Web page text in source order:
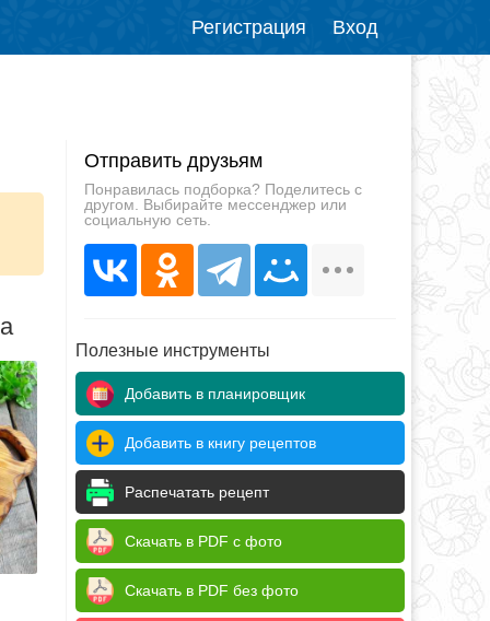
Регистрация Вход
Отправить друзьям
Понравилась подборка? Поделитесь с
другом. Выбирайте мессенджер или
социальную сеть.
Полезные инструменты
Добавить в планировщик
Добавить в книгу рецептов
Распечатать рецепт
Скачать в PDF с фото
Скачать в PDF без фото